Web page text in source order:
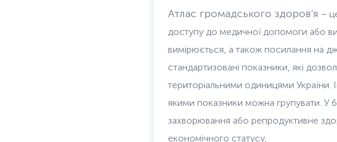
Атлас громадського здоров’я –
доступу до медичної допомоги або
вимірюється, а також посилання на
стандартизовані показники, які
територіальними одиницями України.
якими показники можна групувати. У
захворювання або репродуктивне
економічного статусу,